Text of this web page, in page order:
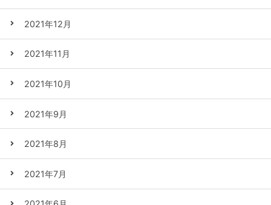
2021年12月
2021年11月
2021年10月
2021年9月
2021年8月
2021年7月